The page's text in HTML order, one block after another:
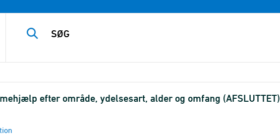
efter område, ydelsesart, alder og omfang (AFSLUTTET)